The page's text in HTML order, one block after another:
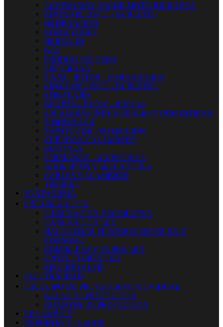
ACCESORIOS COCHE-MOTO-BICICLETA
CINTA AISLANTE - BURLETES
ORDENACION
KOMA TOOLS
HERRAJES
GAS
PRODUCTOS CELO
LINTERNAS
PILAS - BOTON - CARGADORES
CINTA AISLANTE - BURLETES
EMBALAJES
GRAPAS - TACOS - BRIDAS
ESCALERAS INDUSTRIALES Y DOMESTICAS
SIMON RACK
ZAPATOS DE PROTECCION
CUERDAS Y ALAMBRES
BUZONES
PERSIANAS - ACCESORIOS
ADHESIVOS Y SELLADORES
CABLES Y ALAMBRES
TIMBRES
FONTANERIA
 ILUMINACION
ILUMINACION DECORATIVA
ILUMINACIÓN LED
HALOGENAS-FLUORESCENTES-BAJO
CONSUMO
BOMBILLAS Y TUBOS LED
PROYECTORES LED
REGLETAS LED
ELECTRICIDAD
 EQUIPO DE PROTECCION INDIVIDUAL
GAFAS DE PROTECCION
GUANTES DE PROTECCION
RECAMBIOS
DEPORTES Y JUEGOS